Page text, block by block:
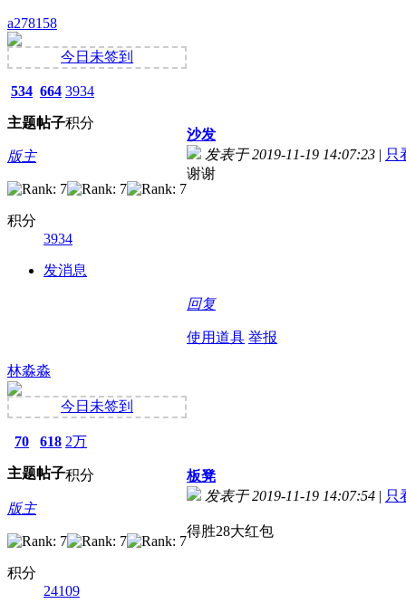
a278158
今日未签到
534
主题
664
帖子
3934
积分
版主
积分
3934
发消息
沙发
发表于 2019-11-19 14:07:23 | 只
谢谢
回复
使用道具 举报
林淼淼
今日未签到
70
主题
618
帖子
2万
积分
版主
积分
24109
板凳
发表于 2019-11-19 14:07:54 | 只
得胜28大红包